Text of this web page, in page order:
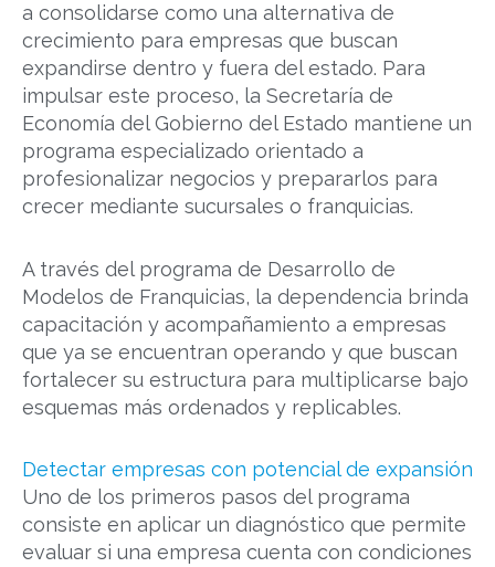
a consolidarse como una alternativa de
crecimiento para empresas que buscan
expandirse dentro y fuera del estado. Para
impulsar este proceso, la Secretaría de
Economía del Gobierno del Estado mantiene un
programa especializado orientado a
profesionalizar negocios y prepararlos para
crecer mediante sucursales o franquicias.
A través del programa de Desarrollo de
Modelos de Franquicias, la dependencia brinda
capacitación y acompañamiento a empresas
que ya se encuentran operando y que buscan
fortalecer su estructura para multiplicarse bajo
esquemas más ordenados y replicables.
Detectar empresas con potencial de expansión
Uno de los primeros pasos del programa
consiste en aplicar un diagnóstico que permite
evaluar si una empresa cuenta con condiciones